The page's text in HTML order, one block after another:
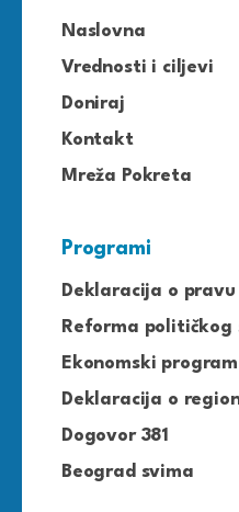
Naslovna
Vrednosti i ciljevi
Doniraj
Kontakt
Mreža Pokreta
Programi
Deklaracija o
Reforma političkog
Ekonomski program
Deklaracija o
Dogovor 381
Beograd svima